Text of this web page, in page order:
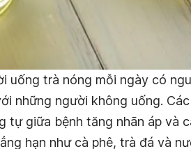
uống trà nóng mỗi ngày có
những người không uống.
tự giữa bệnh tăng nhãn áp và
hạn như cà phê, trà đá và